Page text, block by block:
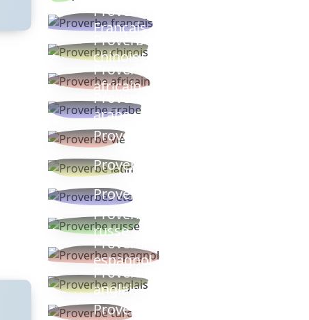
Proverbe
Français
Proverbe
chinois
Proverbe
africain
Proverbe
arabe
Proverbe vie
Proverbe latin
Proverbes ete
Proverbe
russe
Proverbe
espagnol
Proverbe
anglais
Proverbe turc